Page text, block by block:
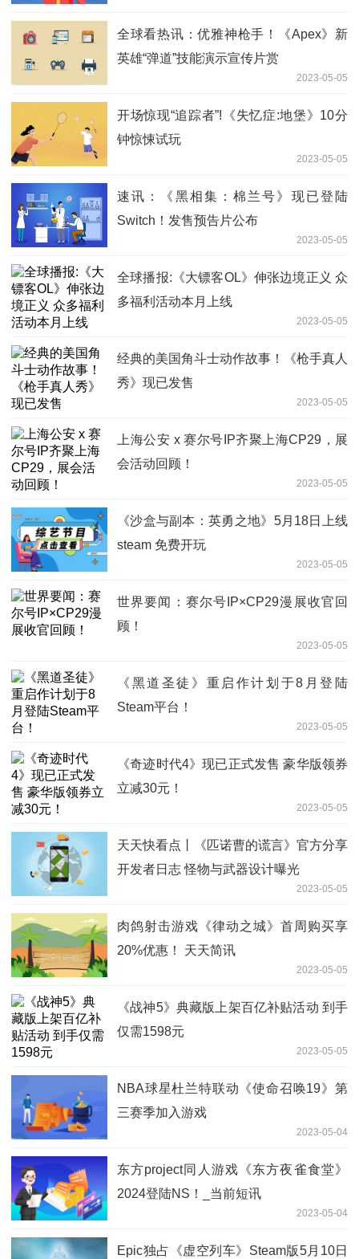
全球看热讯：优雅神枪手！《Apex》新
英雄“弹道”技能演示宣传片赏
2023-05-05
开场惊现“追踪者”!《失忆症:地堡》10分
钟惊悚试玩
2023-05-05
速讯：《黑相集：棉兰号》现已登陆
Switch！发售预告片公布
2023-05-05
全球播报:《大镖客OL》伸张边境正义 众
多福利活动本月上线
2023-05-05
经典的美国角斗士动作故事！《枪手真人
秀》现已发售
2023-05-05
上海公安 x 赛尔号IP齐聚上海CP29，展
会活动回顾！
2023-05-05
《沙盒与副本：英勇之地》5月18日上线
steam 免费开玩
2023-05-05
世界要闻：赛尔号IP×CP29漫展收官回
顾！
2023-05-05
《黑道圣徒》重启作计划于8月登陆
Steam平台！
2023-05-05
《奇迹时代4》现已正式发售 豪华版领券
立减30元！
2023-05-05
天天快看点丨《匹诺曹的谎言》官方分享
开发者日志 怪物与武器设计曝光
2023-05-05
肉鸽射击游戏《律动之城》首周购买享
20%优惠！ 天天简讯
2023-05-05
《战神5》典藏版上架百亿补贴活动 到手
仅需1598元
2023-05-05
NBA球星杜兰特联动《使命召唤19》第
三赛季加入游戏
2023-05-04
东方project同人游戏《东方夜雀食堂》
2024登陆NS！_当前短讯
2023-05-04
Epic独占《虚空列车》Steam版5月10日